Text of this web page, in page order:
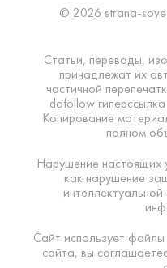
© 2026 strana-
Статьи, переводы,
принадлежат их
частичной
dofollow
Копирование
полном
Нарушение настоящих
как нарушение
Сайт использует
сайта, вы